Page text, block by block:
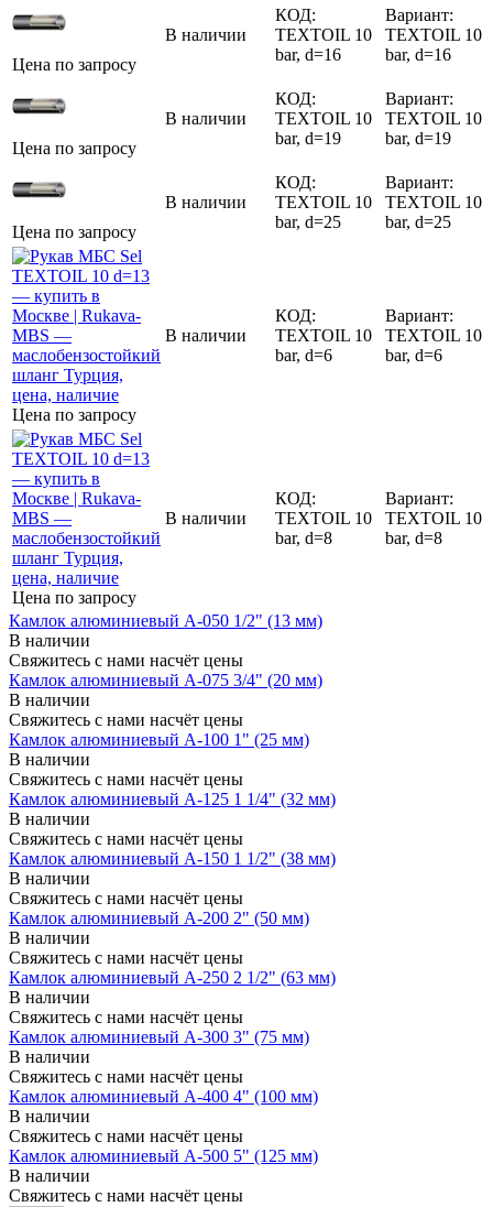
Цена по запросу
В наличии
КОД:
TEXTOIL 10
bar, d=16
Вариант:
TEXTOIL 10
bar, d=16
Цена по запросу
В наличии
КОД:
TEXTOIL 10
bar, d=19
Вариант:
TEXTOIL 10
bar, d=19
Цена по запросу
В наличии
КОД:
TEXTOIL 10
bar, d=25
Вариант:
TEXTOIL 10
bar, d=25
Цена по запросу
В наличии
КОД:
TEXTOIL 10
bar, d=6
Вариант:
TEXTOIL 10
bar, d=6
Цена по запросу
В наличии
КОД:
TEXTOIL 10
bar, d=8
Вариант:
TEXTOIL 10
bar, d=8
Камлок алюминиевый A-050 1/2" (13 мм)
В наличии
Свяжитесь с нами насчёт цены
Камлок алюминиевый A-075 3/4" (20 мм)
В наличии
Свяжитесь с нами насчёт цены
Камлок алюминиевый A-100 1" (25 мм)
В наличии
Свяжитесь с нами насчёт цены
Камлок алюминиевый A-125 1 1/4" (32 мм)
В наличии
Свяжитесь с нами насчёт цены
Камлок алюминиевый A-150 1 1/2" (38 мм)
В наличии
Свяжитесь с нами насчёт цены
Камлок алюминиевый A-200 2" (50 мм)
В наличии
Свяжитесь с нами насчёт цены
Камлок алюминиевый A-250 2 1/2" (63 мм)
В наличии
Свяжитесь с нами насчёт цены
Камлок алюминиевый A-300 3" (75 мм)
В наличии
Свяжитесь с нами насчёт цены
Камлок алюминиевый A-400 4" (100 мм)
В наличии
Свяжитесь с нами насчёт цены
Камлок алюминиевый A-500 5" (125 мм)
В наличии
Свяжитесь с нами насчёт цены